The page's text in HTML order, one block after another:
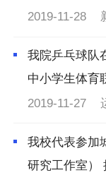
2019-11-28
我院乒乓球队
中小学生体育
2019-11-27
我校代表参加
研究工作室）